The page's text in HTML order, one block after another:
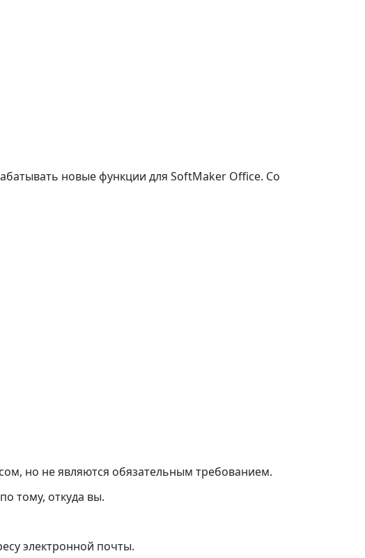
новые функции для SoftMaker Office. Со
но не являются обязательным требованием.
тому, откуда вы.
электронной почты.